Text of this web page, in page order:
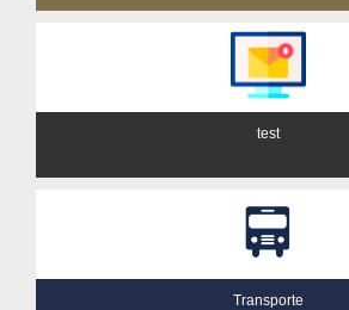
test
Transporte